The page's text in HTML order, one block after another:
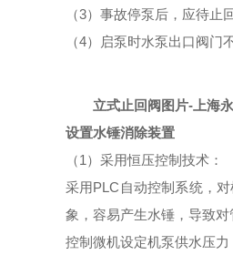
（3）事故停泵后，应待
（4）启泵时水泵出口阀
立式止回阀图片-上海
设置水锤消除装置
（1）采用恒压控制技术：
采用PLC自动控制系统，
象，容易产生水锤，导致
控制微机设定机泵供水压